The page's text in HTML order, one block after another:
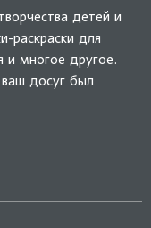
детей и
раскраски для
и многое другое.
досуг был